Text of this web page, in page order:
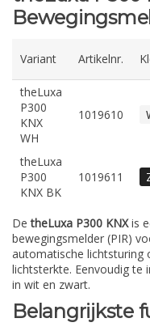
Variant Artikelnr.
theLuxa
P300
KNX
WH
1019610
theLuxa
P300
KNX BK
1019611
DetheLuxa P300 KNXis
bewegingsmelder (PIR)
automatische lichtsturing
lichtsterkte. Eenvoudig te
in wit en zwart.
Belangrijkste